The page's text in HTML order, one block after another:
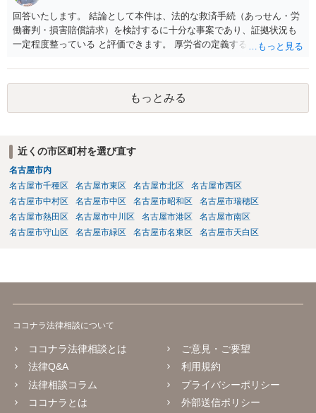
回答いたします。 結論として本件は、法的な救済手続（あっせん・労
働審判・損害賠償請求）を検討するに十分な事案であり、証拠状況も
一定程度整っている と評価できます。 厚労省の定義するパワーハラス
者に精神的・身体的苦痛を与える行為とされています。 あなたのケー
スでは、次のように各要件を満たす可能性が高いです。 上記①は問題
ないとして、②③について、あなたの記載内容には、典型的なハラス
メントが多数含まれています。 意図的な無視・孤立化、業務情報の共
離、業務負荷の偏った配分、新人教育からの不当排除、公共の場での
悪口・人格否定発言、早退理由の改ざん（評価操作）いずれも 業務上
必要性が認められず、違法性は強い と評価できます。 職場全体から孤
立し、誹謗中傷が常態化している状況は、明確に精神的苦痛を伴うも
のであり、労働局あっせん・労働審判の典型的認容パターンに該当し
ます。 また、会社は、社員・アルバイトを問わず「労働者の安全・健
康に配慮する義務」（安全配慮義務）を負います。本件では以下の事
ンス窓口が「当事者間で解決を」として事実上不受理 ・上位上司への
断される蓋然性が高い。 これは 労働審判や民事訴訟における損害賠償
し、労働局の「個別労働紛争あっせん」申請や労働審判を検討される
とよいかと思います。
もっとみる
近くの市区町村を選び直す
名古屋市内
名古屋市千種区
名古屋市東区 名古屋市北区
名古屋市西区
名古屋市中村区
名古屋市中区 名古屋市昭和区
名古屋市瑞穂区
名古屋市熱田区
名古屋市中川区 名古屋市港区
名古屋市南区
名古屋市守山区
名古屋市緑区 名古屋市名東区 名古屋市天白区
ココナラ法律相談について
ココナラ法律相談とは
法律Q&A
法律相談コラム
ココナラとは
ご意見・ご要望
利用規約
プライバシーポリシー
外部送信ポリシー